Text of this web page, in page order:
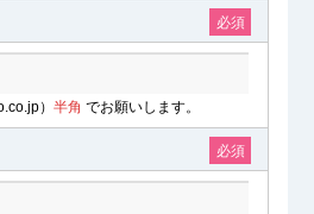
必須
）半角 でお願いします。
必須